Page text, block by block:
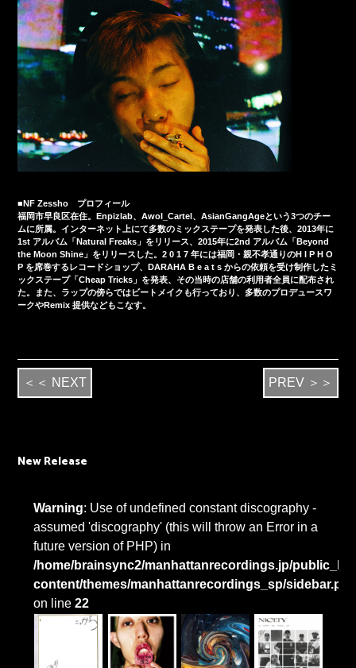
■NF Zessho プロフィール
福岡市早良区在住。Enpizlab、Awol_Cartel、AsianGangAgeという3つのチー
ムに所属。インターネット上にて多数のミックステープを発表した後、2013年に
1st アルバム「Natural Freaks」をリリース、2015年に2nd アルバム「Beyond
the Moon Shine」をリリースした。2 0 1 7 年には福岡・親不孝通りのH I P H O
P を席巻するレコードショップ、DARAHA B e a t s からの依頼を受け制作したミ
ックステープ「Cheap Tricks」を発表、その当時の店舗の利用者全員に配布され
た。また、ラップの傍らではビートメイクも行っており、多数のプロデュースワ
ークやRemix 提供などもこなす。
＜＜ NEXT PREV ＞＞
New Release
Warning: Use of undefined constant discography -
assumed 'discography' (this will throw an Error in a
future version of PHP) in
/home/brainsync2/manhattanrecordings.jp/
content/themes/manhattanrecordings_sp/
on line22